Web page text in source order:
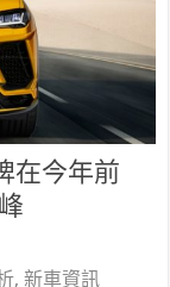
在今年前
,新車資訊